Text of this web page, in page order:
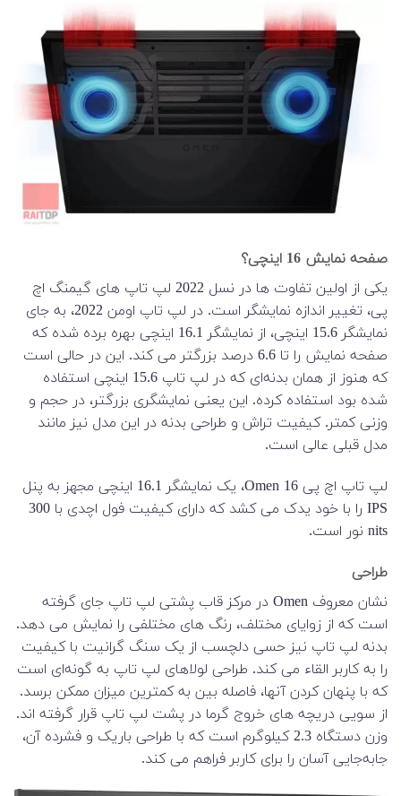
صفحه نمایش 16 اینچی؟
یکی از اولین تفاوت ها در نسل 2022 لپ تاپ های گیمنگ اچ
پی، تغییر اندازه نمایشگر است. در لپ تاپ اومن 2022، به جای
نمایشگر 15.6 اینچی، از نمایشگر 16.1 اینچی بهره برده شده که
صفحه نمایش را تا 6.6 درصد بزرگتر می کند. این در حالی است
که هنوز از همان بدنه‌ای که در لپ تاپ 15.6 اینچی استفاده
شده بود استفاده کرده. این یعنی نمایشگری بزرگتر، در حجم و
وزنی کمتر. کیفیت تراش و طراحی بدنه در این مدل نیز مانند
مدل قبلی عالی است.
لپ تاپ اچ پی Omen 16، یک نمایشگر 16.1 اینچی مجهز به پنل
IPS را با خود یدک می کشد که دارای کیفیت فول اچدی با 300
nits نور است.
طراحی
نشان معروف Omen در مرکز قاب پشتی لپ تاپ جای گرفته
است که از زوایای مختلف، رنگ های مختلفی را نمایش می دهد.
بدنه لپ تاپ نیز حسی دلچسب از یک سنگ گرانیت با کیفیت
را به کاربر القاء می کند. طراحی لولاهای لپ تاپ به گونه‌ای است
که با پنهان کردن آنها، فاصله بین به کمترین میزان ممکن برسد.
از سویی دریچه های خروج گرما در پشت لپ تاپ قرار گرفته اند.
وزن دستگاه 2.3 کیلوگرم است که با طراحی باریک و فشرده آن،
جابه‌جایی آسان را برای کاربر فراهم می کند.